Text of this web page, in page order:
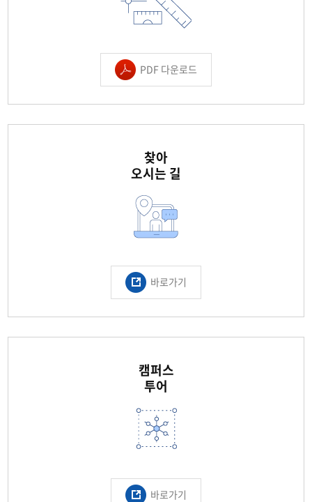
PDF 다운로드
찾아
오시는 길
바로가기
캠퍼스
투어
바로가기